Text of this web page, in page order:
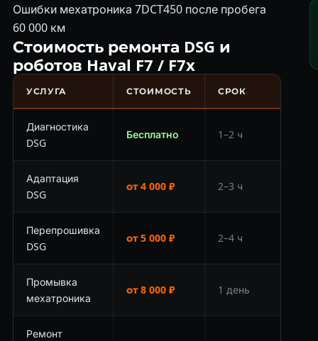
Ошибки мехатроника 7DCT450 после пробега
60 000 км
Стоимость ремонта DSG и
роботов Haval F7 / F7x
УСЛУГА СТОИМОСТЬ СРОК
Диагностика
DSG
Бесплатно 1–2 ч
Адаптация
DSG
от 4 000 ₽ 2–3 ч
Перепрошивка
DSG
от 5 000 ₽ 2–4 ч
Промывка
мехатроника
от 8 000 ₽ 1 день
Ремонт